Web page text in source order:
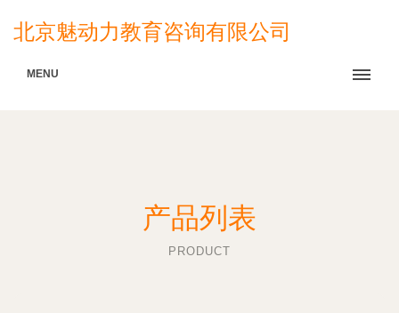
北京魅动力教育咨询有限公司
MENU
产品列表
PRODUCT